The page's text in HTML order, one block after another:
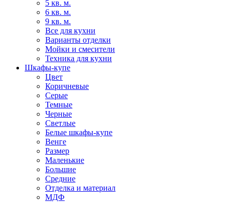
5 кв. м.
6 кв. м.
9 кв. м.
Все для кухни
Варианты отделки
Мойки и смесители
Техника для кухни
Шкафы-купе
Цвет
Коричневые
Серые
Темные
Черные
Светлые
Белые шкафы-купе
Венге
Размер
Маленькие
Большие
Средние
Отделка и материал
МДФ